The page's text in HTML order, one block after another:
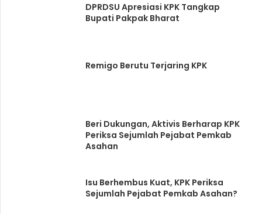
DPRDSU Apresiasi KPK Tangkap
Bupati Pakpak Bharat
Remigo Berutu Terjaring KPK
Beri Dukungan, Aktivis Berharap KPK
Periksa Sejumlah Pejabat Pemkab
Asahan
Isu Berhembus Kuat, KPK Periksa
Sejumlah Pejabat Pemkab Asahan?